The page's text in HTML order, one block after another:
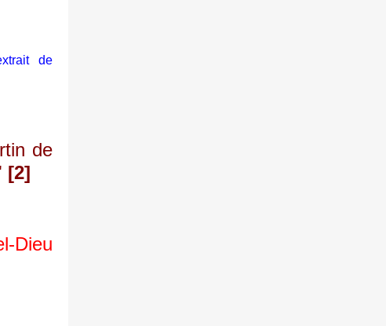
de
de
[2]
Dieu